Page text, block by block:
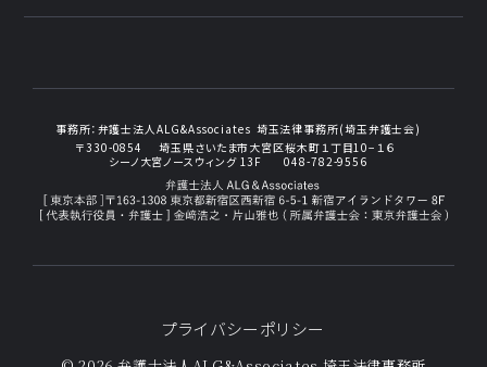
事務所： 弁護士法人ALG&Associates 埼玉法律事務所(埼玉弁護士会)
〒330-0854
埼玉県さいたま市大宮区桜木町１丁目10−１６
シーノ大宮ノースウィング 13F
048-782-9556
プライバシーポリシー